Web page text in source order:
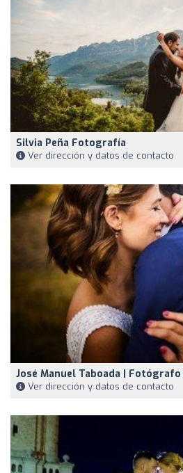
Silvia Peña Fotografía
Ver dirección y datos de contacto
José Manuel Taboada | Fotógrafo
Ver dirección y datos de contacto